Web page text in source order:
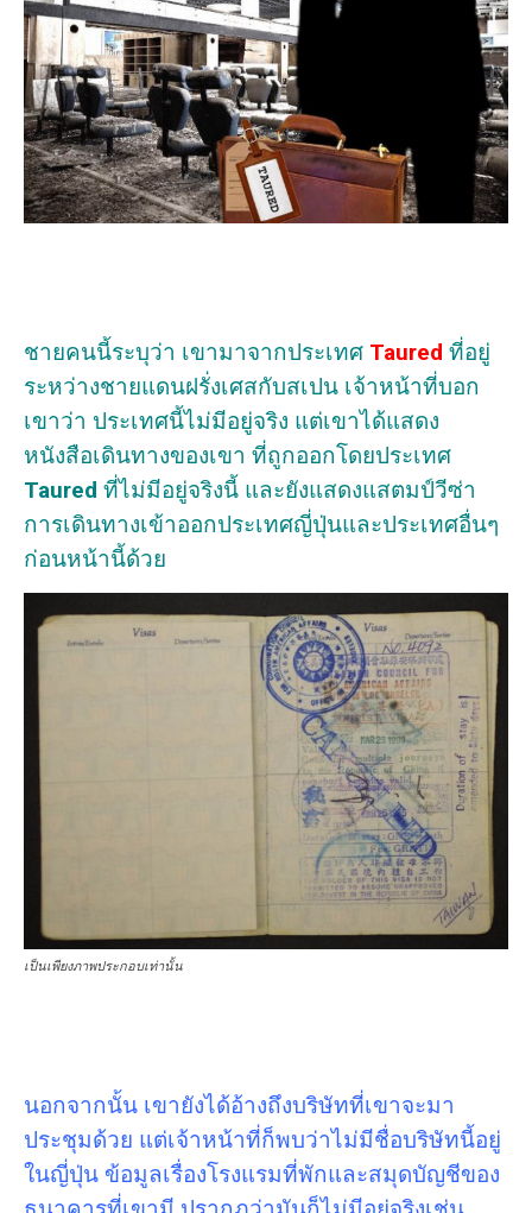
ชายคนนี้ระบุว่า เขามาจากประเทศ Taured ที่อยู่
ระหว่างชายแดนฝรั่งเศสกับสเปน เจ้าหน้าที่บอก
เขาว่า ประเทศนี้ไม่มีอยู่จริง แต่เขาได้แสดง
หนังสือเดินทางของเขา ที่ถูกออกโดยประเทศ
Taured ที่ไม่มีอยู่จริงนี้ และยังแสดงแสตมป์วีซ่า
การเดินทางเข้าออกประเทศญี่ปุ่นและประเทศอื่นๆ
ก่อนหน้านี้ด้วย
เป็นเพียงภาพประกอบเท่านั้น
นอกจากนั้น เขายังได้อ้างถึงบริษัทที่เขาจะมา
ประชุมด้วย แต่เจ้าหน้าที่ก็พบว่าไม่มีชื่อบริษัทนี้อยู่
ในญี่ปุ่น ข้อมูลเรื่องโรงแรมที่พักและสมุดบัญชีของ